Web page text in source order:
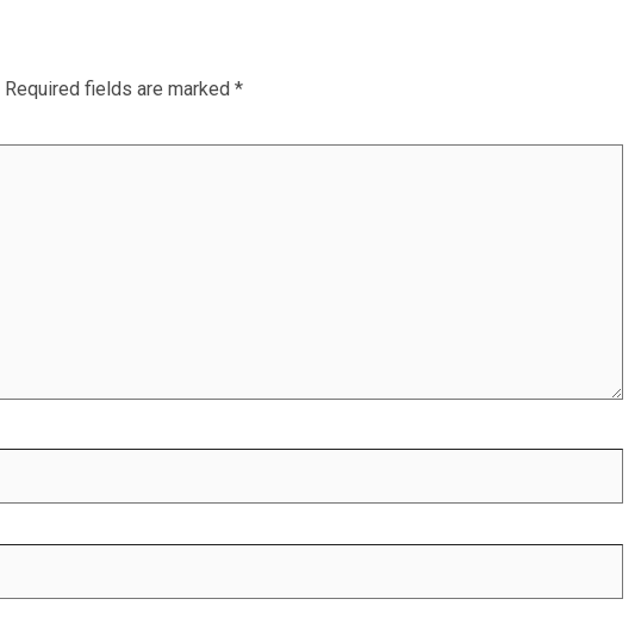
Required fields are marked *